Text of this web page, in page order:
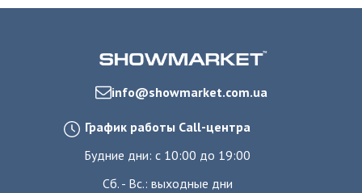
info@showmarket.com.ua
График работы Call-центра
Будние дни: с 10:00 до 19:00
Сб. - Вс.: выходные дни